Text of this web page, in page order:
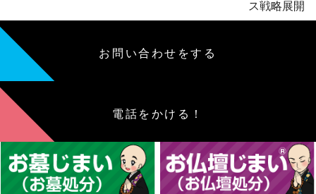
ス戦略展開
お問い合わせをする
電話をかける！